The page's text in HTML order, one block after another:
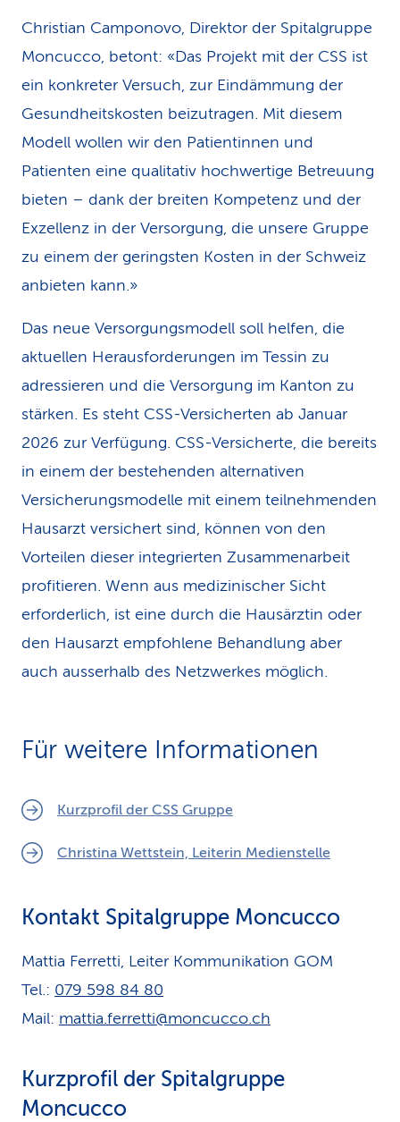
Christian Camponovo, Direktor der Spitalgruppe
Moncucco, betont: «Das Projekt mit der CSS ist
ein konkreter Versuch, zur Eindämmung der
Gesundheitskosten beizutragen. Mit diesem
Modell wollen wir den Patientinnen und
Patienten eine qualitativ hochwertige Betreuung
bieten – dank der breiten Kompetenz und der
Exzellenz in der Versorgung, die unsere Gruppe
zu einem der geringsten Kosten in der Schweiz
anbieten kann.»
Das neue Versorgungsmodell soll helfen, die
aktuellen Herausforderungen im Tessin zu
adressieren und die Versorgung im Kanton zu
stärken. Es steht CSS-Versicherten ab Januar
2026 zur Verfügung. CSS-Versicherte, die bereits
in einem der bestehenden alternativen
Versicherungsmodelle mit einem teilnehmenden
Hausarzt versichert sind, können von den
Vorteilen dieser integrierten Zusammenarbeit
profitieren. Wenn aus medizinischer Sicht
erforderlich, ist eine durch die Hausärztin oder
den Hausarzt empfohlene Behandlung aber
auch ausserhalb des Netzwerkes möglich.
Für weitere Informationen
Kurzprofil der CSS Gruppe
Christina Wettstein, Leiterin Medienstelle
Kontakt Spitalgruppe Moncucco
Mattia Ferretti, Leiter Kommunikation GOM
Tel.: 079 598 84 80
Mail: mattia.ferretti@moncucco.ch
Kurzprofil der Spitalgruppe
Moncucco